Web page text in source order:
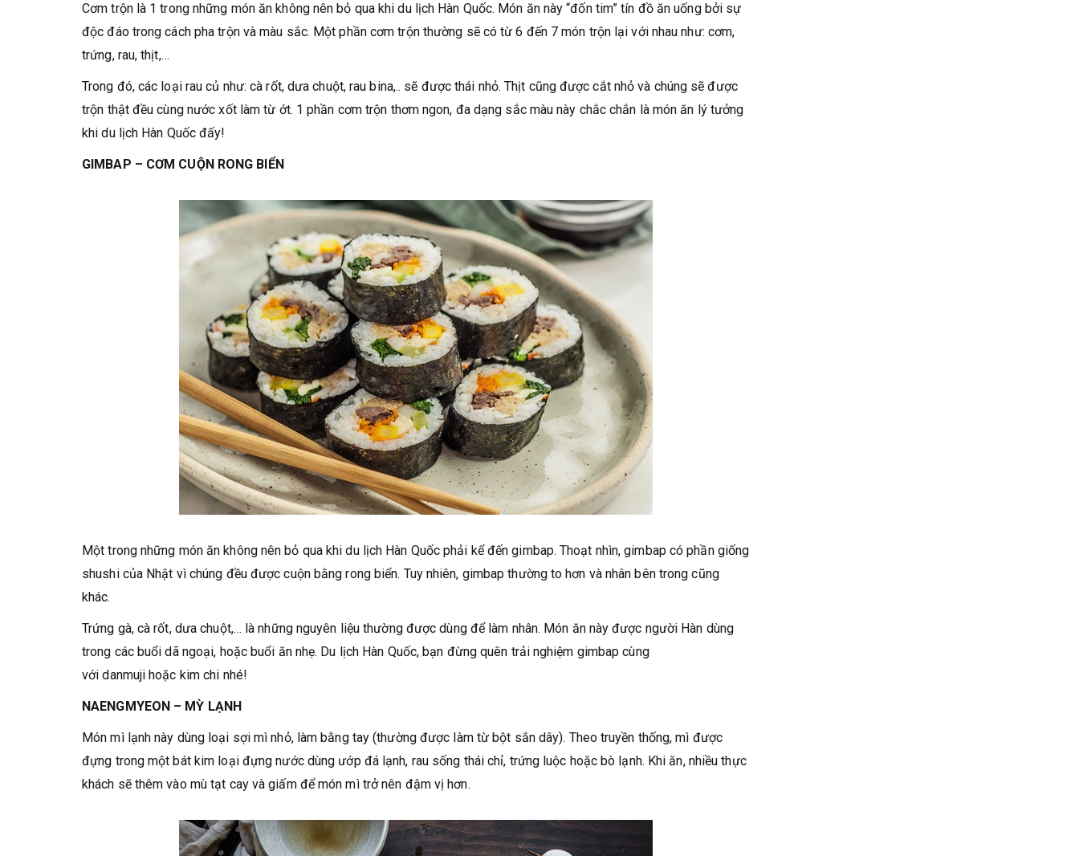
Cơm trộn là 1 trong những món ăn không nên bỏ qua khi du lịch Hàn Quốc. Món ăn này “đốn tim” tín đồ ăn uống bởi sự
độc đáo trong cách pha trộn và màu sắc. Một phần cơm trộn thường sẽ có từ 6 đến 7 món trộn lại với nhau như: cơm,
trứng, rau, thịt,…
Trong đó, các loại rau củ như: cà rốt, dưa chuột, rau bina,.. sẽ được thái nhỏ. Thịt cũng được cắt nhỏ và chúng sẽ được
trộn thật đều cùng nước xốt làm từ ớt. 1 phần cơm trộn thơm ngon, đa dạng sắc màu này chắc chắn là món ăn lý tưởng
khi du lịch Hàn Quốc đấy!
GIMBAP – CƠM CUỘN RONG BIỂN
Một trong những món ăn không nên bỏ qua khi du lịch Hàn Quốc phải kể đến gimbap. Thoạt nhìn, gimbap có phần giống
shushi của Nhật vì chúng đều được cuộn bằng rong biển. Tuy nhiên, gimbap thường to hơn và nhân bên trong cũng
khác.
Trứng gà, cà rốt, dưa chuột,… là những nguyên liệu thường được dùng để làm nhân. Món ăn này được người Hàn dùng
trong các buổi dã ngoại, hoặc buổi ăn nhẹ. Du lịch Hàn Quốc, bạn đừng quên trải nghiệm gimbap cùng
với danmuji hoặc kim chi nhé!
NAENGMYEON – MỲ LẠNH
Món mì lạnh này dùng loại sợi mì nhỏ, làm bằng tay (thường được làm từ bột sắn dây). Theo truyền thống, mì được
đựng trong một bát kim loại đựng nước dùng ướp đá lạnh, rau sống thái chỉ, trứng luộc hoặc bò lạnh. Khi ăn, nhiều thực
khách sẽ thêm vào mù tạt cay và giấm để món mì trở nên đậm vị hơn.